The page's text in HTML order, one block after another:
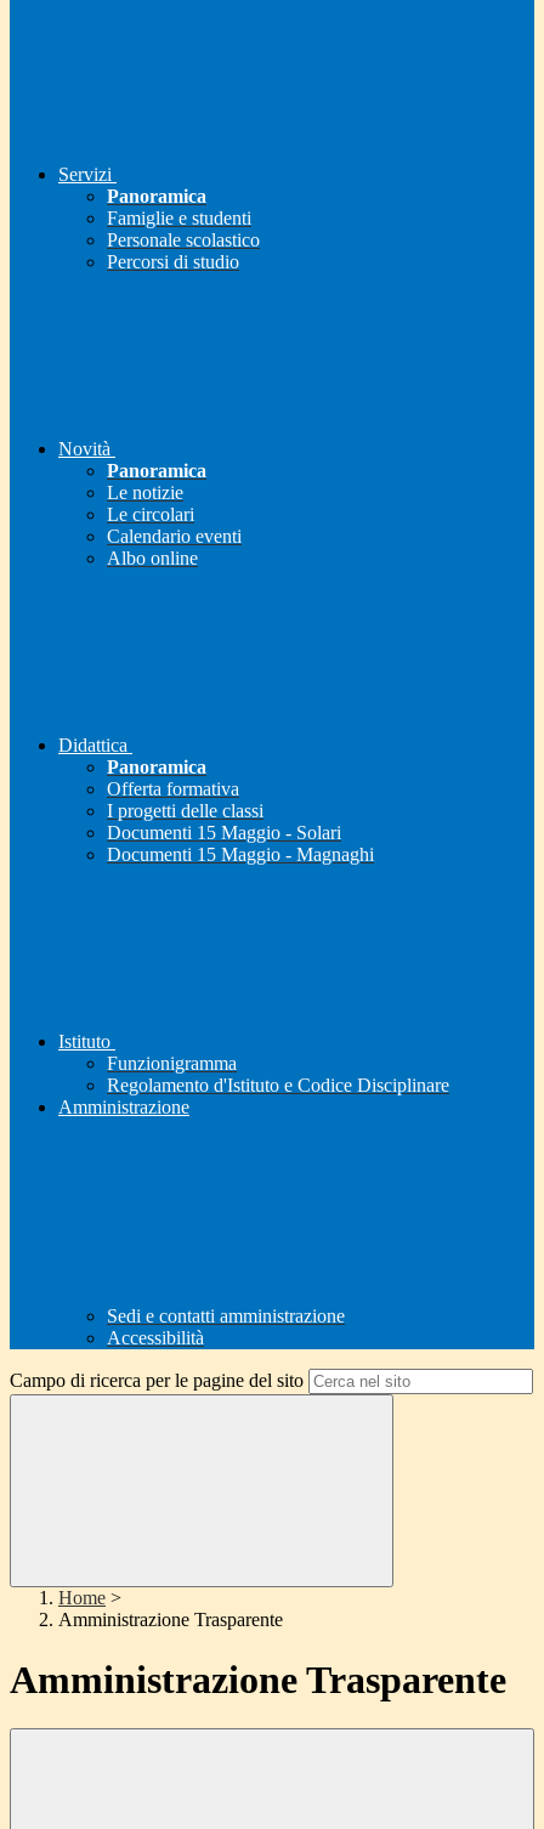
Servizi
Panoramica
Famiglie e studenti
Personale scolastico
Percorsi di studio
Novità
Panoramica
Le notizie
Le circolari
Calendario eventi
Albo online
Didattica
Panoramica
Offerta formativa
I progetti delle classi
Documenti 15 Maggio - Solari
Documenti 15 Maggio - Magnaghi
Istituto
Funzionigramma
Regolamento d'Istituto e Codice Disciplinare
Amministrazione
Sedi e contatti amministrazione
Accessibilità
Campo di ricerca per le pagine del sito
Home >
Amministrazione Trasparente
Amministrazione Trasparente